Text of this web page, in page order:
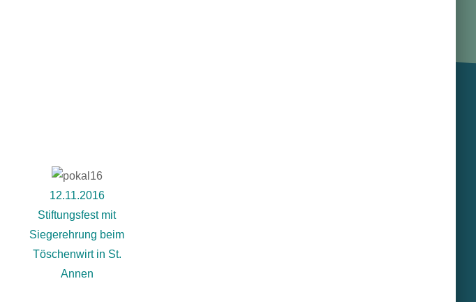
12.11.2016
Stiftungsfest mit
Siegerehrung beim
Töschenwirt in St.
Annen